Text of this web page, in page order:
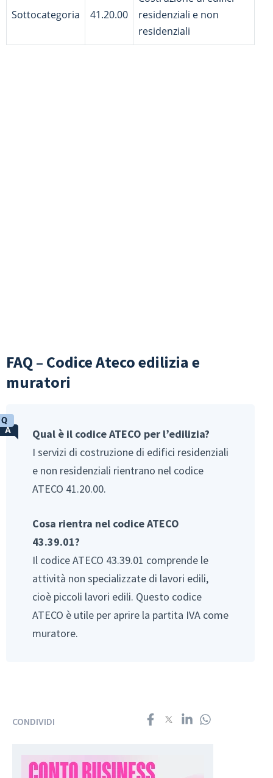
Sottocategoria 41.20.00
residenziali e non
residenziali
FAQ – Codice Ateco edilizia e
muratori
Qual è il codice ATECO per l’edilizia?
I servizi di costruzione di edifici residenziali
e non residenziali rientrano nel codice
ATECO 41.20.00.
Cosa rientra nel codice ATECO
43.39.01?
Il codice ATECO 43.39.01 comprende le
attività non specializzate di lavori edili,
cioè piccoli lavori edili. Questo codice
ATECO è utile per aprire la partita IVA come
muratore.
CONDIVIDI